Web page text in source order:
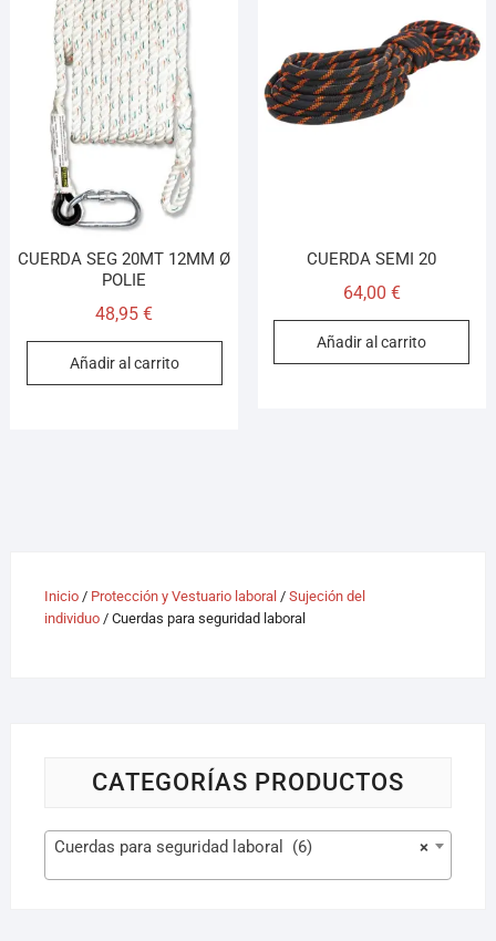
CUERDA SEG 20MT 12MM Ø
POLIE
48,95€
Añadir al carrito
CUERDA SEMI 20
64,00 €
Añadir al carrito
Inicio/ Protección y Vestuario laboral / Sujeción del
individuo/ Cuerdas para seguridad laboral
CATEGORÍAS PRODUCTOS
×
Cuerdas para seguridad laboral (6)